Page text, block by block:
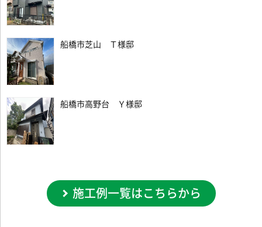
船橋市芝山 Ｔ様邸
船橋市高野台 Ｙ様邸
施工例一覧はこちらから